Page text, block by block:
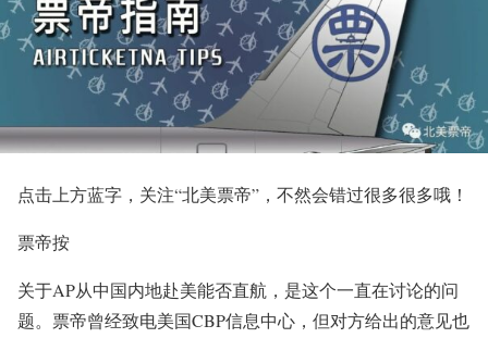
点击上方蓝字，关注“北美票帝” ，不然会错过很多很多哦！
票帝按
关于AP从中国内地赴美能否直航，是这个一直在讨论的问
题。票帝曾经致电美国CBP信息中心，但对方给出的意见也